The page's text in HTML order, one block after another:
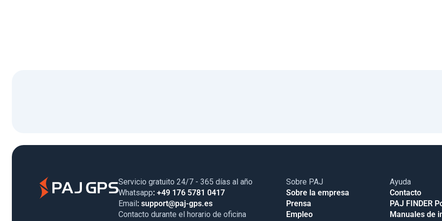
Servicio gratuito 24/7 - 365 días al año
Whatsapp: +49 176 5781 0417
Email: support@paj-gps.es
Contacto durante el horario de oficina
Sobre PAJ
Sobre la empresa
Prensa
Empleo
Ayuda
Contacto
PAJ FINDER
Manuales de